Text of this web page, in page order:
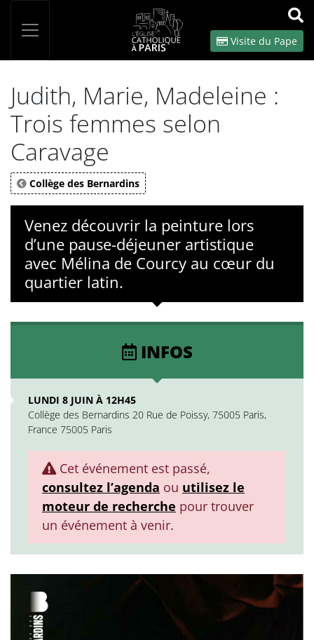
OK
Visite du Pape
Judith, Marie, Madeleine :
Trois femmes selon
Caravage
Collège des Bernardins
Venez découvrir la peinture lors
d’une pause-déjeuner artistique
avec Mélina de Courcy au cœur du
quartier latin.
INFOS
LUNDI 8 JUIN À 12H45
Collège des Bernardins 20 Rue de Poissy, 75005 Paris,
France 75005 Paris
Cet événement est passé,
consultez l’agenda ou utilisez le
moteur de recherche pour trouver
un événement à venir.
Panneau de gestion des cookies